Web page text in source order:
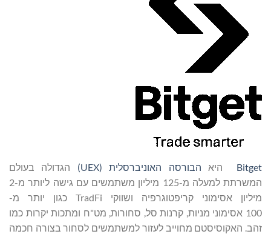
Bitget היא הבורסה האוניברסלית (UEX
) הגדולה בעולם
המשרתת למעלה מ-125 מיליון משתמשים עם גישה ליותר מ-2
מיליון אסימוני קריפטוגרפיה ושווקי TradFi כגון יותר מ-
100 אסימוני מניות, קרנות סל, סחורות, מט"ח ומתכות יקרות כמו
זהב. האקוסיסטם מחוייב לעזור למשתמשים לסחור בצורה חכמה